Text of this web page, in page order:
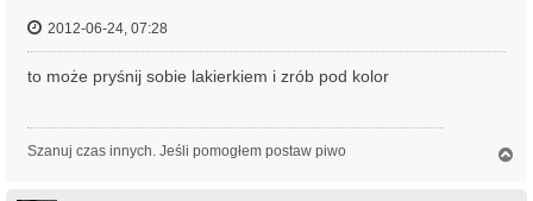
2012-06-24, 07:28
to może pryśnij sobie lakierkiem i zrób pod kolor
Szanuj czas innych. Jeśli pomogłem postaw piwo